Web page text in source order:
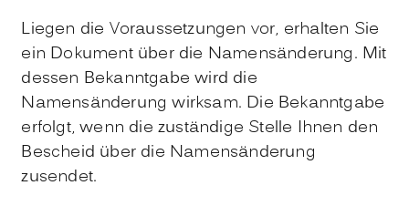
Liegen die Voraussetzungen vor, erhalten Sie
ein Dokument über die Namensänderung. Mit
dessen Bekanntgabe wird die
Namensänderung wirksam. Die Bekanntgabe
erfolgt, wenn die zuständige Stelle Ihnen den
Bescheid über die Namensänderung
zusendet.